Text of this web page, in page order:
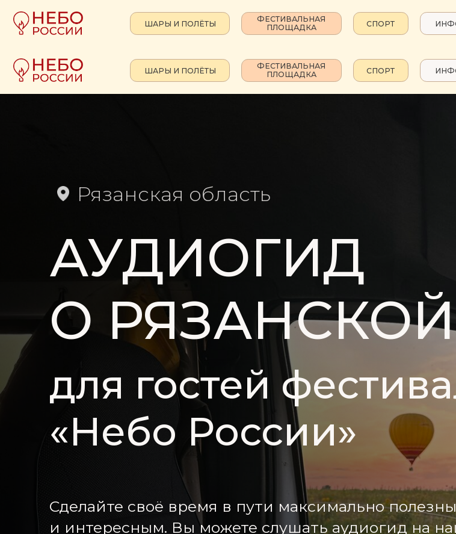
ФЕСТИВАЛЬНАЯ
ПЛОЩАДКА
ШАРЫ И ПОЛЁТЫ ИНФОРМАЦИЯ
СПОРТ
ФЕСТИВАЛЬНАЯ
ПЛОЩАДКА
ШАРЫ И ПОЛЁТЫ ИНФОРМАЦИЯ
Рязанская область
АУДИОГИД
О
Сделайте своё время в пути максимально
и интересным. Вы можете слушать аудиогид на
для гостей
«Небо России»